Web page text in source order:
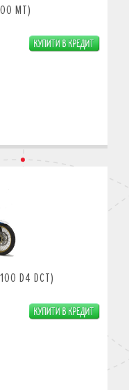
MT)
D4 DCT)